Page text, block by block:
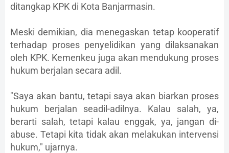
ditangkap KPK di Kota Banjarmasin.
Meski demikian, dia menegaskan tetap kooperatif
terhadap proses penyelidikan yang dilaksanakan
oleh KPK. Kemenkeu juga akan mendukung proses
hukum berjalan secara adil.
"Saya akan bantu, tetapi saya akan biarkan proses
hukum berjalan seadil-adilnya. Kalau salah, ya,
berarti salah, tetapi kalau enggak, ya, jangan di-
abuse. Tetapi kita tidak akan melakukan intervensi
hukum," ujarnya.